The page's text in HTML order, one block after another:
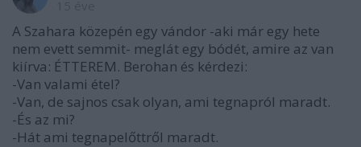
A Szahara közepén egy vándor -aki már egy hete
nem evett semmit- meglát egy bódét, amire az van
kiírva: ÉTTEREM. Berohan és kérdezi:
-Van valami étel?
-Van, de sajnos csak olyan, ami tegnapról maradt.
-És az mi?
-Hát ami tegnapelőttről maradt.